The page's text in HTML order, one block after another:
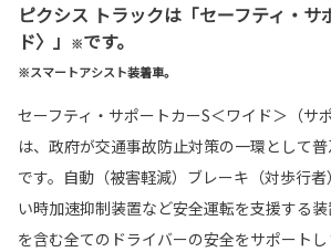
ピクシス トラックは「セーフティ・サ
ド〉」
※です。
※スマートアシスト装着車。
セーフティ・サポートカーS＜ワイド＞（サ
は、政府が交通事故防止対策の一環として
です。自動（被害軽減）ブレーキ（対歩行
い時加速抑制装置など安全運転を支援する
を含む全てのドライバーの安全をサポートし